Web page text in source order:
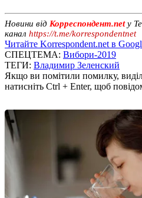
Новини від Корреспондент.netу
канал https://t.me/korrespondentnet
Читайте Korrespondent.net в
СПЕЦТЕМА: Вибори-2019
ТЕГИ: Владимир Зеленский
Якщо ви помітили помилку,
натисніть Ctrl + Enter, щоб